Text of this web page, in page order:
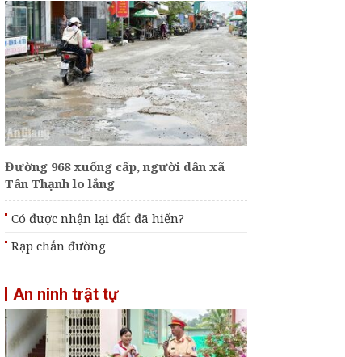
Đường 968 xuống cấp, người dân xã
Tân Thạnh lo lắng
Có được nhận lại đất đã hiến?
Rạp chắn đường
An ninh trật tự